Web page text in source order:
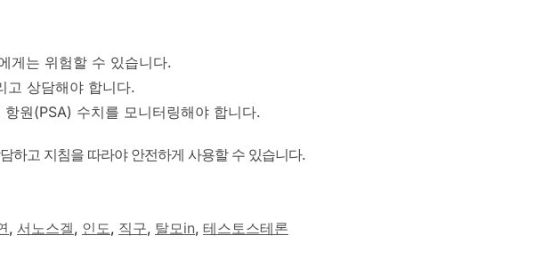
게는 위험할 수 있습니다.
고 상담해야 합니다.
원(PSA) 수치를 모니터링해야 합니다.
하고 지침을 따라야 안전하게 사용할 수 있습니다.
, 서노스겔, 인도, 직구, 탈모in, 테스토스테론